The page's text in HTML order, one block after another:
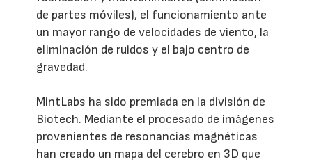
de partes móviles), el funcionamiento ante
un mayor rango de velocidades de viento, la
eliminación de ruidos y el bajo centro de
gravedad.
MintLabs ha sido premiada en la división de
Biotech. Mediante el procesado de imágenes
provenientes de resonancias magnéticas
han creado un mapa del cerebro en 3D que